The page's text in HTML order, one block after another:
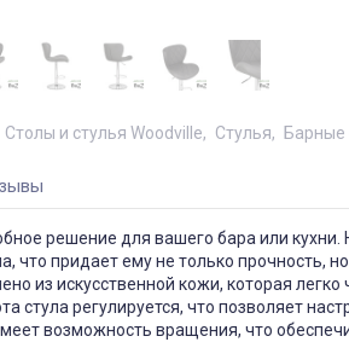
Столы и стулья Woodville Стулья Барные
решение для вашего бара или кухни.
что придает ему не только прочность,
из искусственной кожи, которая легко
стула регулируется, что позволяет
возможность вращения, что